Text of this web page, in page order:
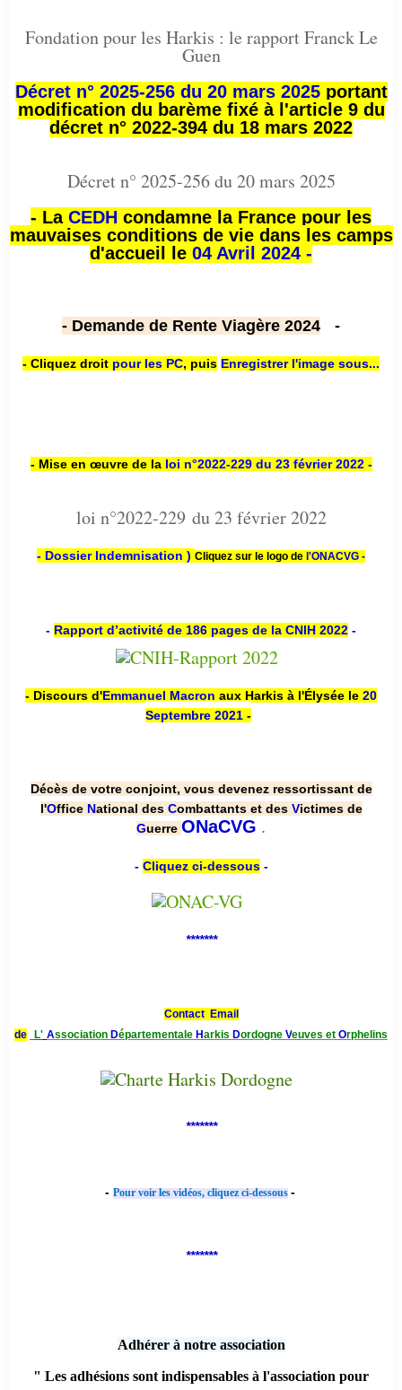
Fondation pour les Harkis : le rapport Franck Le
Guen
Décret n° 2025-256 du 20 mars 2025portant
modification du barème fixé à l'article 9 du
décret n° 2022-394 du 18 mars 2022
Décret n° 2025-256 du 20 mars 2025
- La CEDH condamne la France pour les
mauvaises conditions de vie dans les camps
d'accueil le 04 Avril 2024 -
- Demande de Rente Viagère 2024 -
- Cliquez droit pour les PC, puis Enregistrer l'image sous...
- Mise en œuvre de la loi n°2022-229 du 23 février 2022 -
loi n°2022-229 du 23 février 2022
- Dossier Indemnisation ) Cliquez sur le logo de l'ONACVG -
- Rapport d’activité de 186 pages de la CNIH 2022 -
- Discours d'Emmanuel Macron aux Harkis à l'Élysée le 20
Septembre 2021 -
Décès de votre conjoint, vous devenez ressortissant de
l'Office National des Combattants et des Victimes de
Guerre ONaCVG .
- Cliquez ci-dessous-
*******
Contact Email
de L' Association Départementale Harkis Dordogne Veuves et Orphelins
*******
- Pour voir les vidéos, cliquez ci-dessous -
*******
Adhérer à notre association
" Les adhésions sont indispensables à l'association pour